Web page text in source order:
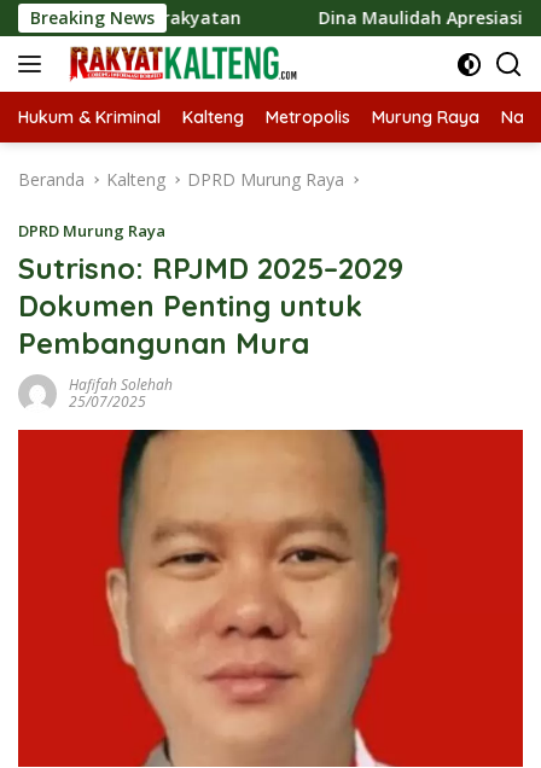
Langsung
ke
konten
Breaking News
Kerakyatan Dina Maulidah Apresiasi Festival
Hukum & Kriminal Kalteng Metropolis Murung Raya
Beranda Kalteng DPRD Murung Raya
DPRD Murung Raya
Sutrisno: RPJMD 2025–2029
Dokumen Penting untuk
Pembangunan Mura
Hafifah Solehah
25/07/2025